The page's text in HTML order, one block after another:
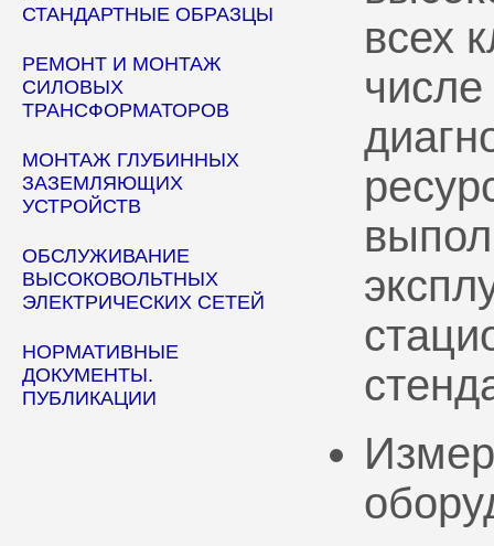
СТАНДАРТНЫЕ ОБРАЗЦЫ
РЕМОНТ И МОНТАЖ
СИЛОВЫХ
ТРАНСФОРМАТОРОВ
МОНТАЖ ГЛУБИННЫХ
ЗАЗЕМЛЯЮЩИХ
УСТРОЙСТВ
ОБСЛУЖИВАНИЕ
ВЫСОКОВОЛЬТНЫХ
ЭЛЕКТРИЧЕСКИХ СЕТЕЙ
НОРМАТИВНЫЕ
ДОКУМЕНТЫ.
ПУБЛИКАЦИИ
всех